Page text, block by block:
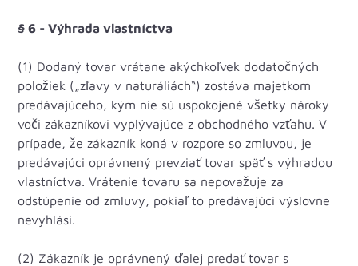
§ 6 - Výhrada vlastníctva
(1) Dodaný tovar vrátane akýchkoľvek dodatočných
položiek („zľavy v naturáliách“) zostáva majetkom
predávajúceho, kým nie sú uspokojené všetky nároky
voči zákazníkovi vyplývajúce z obchodného vzťahu. V
prípade, že zákazník koná v rozpore so zmluvou, je
predávajúci oprávnený prevziať tovar späť s výhradou
vlastníctva. Vrátenie tovaru sa nepovažuje za
odstúpenie od zmluvy, pokiaľ to predávajúci výslovne
nevyhlási.
(2) Zákazník je oprávnený ďalej predať tovar s